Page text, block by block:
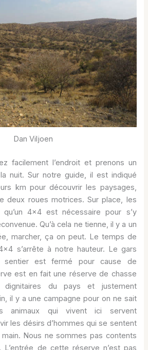
Dan Viljoen
facilement l’endroit et prenons un
nuit. Sur notre guide, il est indiqué
km pour découvrir les paysages,
deux roues motrices. Sur place, les
qu’un 4×4 est nécessaire pour s’y
Qu’à cela ne tienne, il y a un
marcher, ça on peut. Le temps de
s’arrête à notre hauteur. Le gars
sentier est fermé pour cause de
est en fait une réserve de chasse
dignitaires du pays et justement
il y a une campagne pour on ne sait
animaux qui vivent ici servent
les désirs d’hommes qui se sentent
Nous ne sommes pas contents
de cette réserve n’est pas